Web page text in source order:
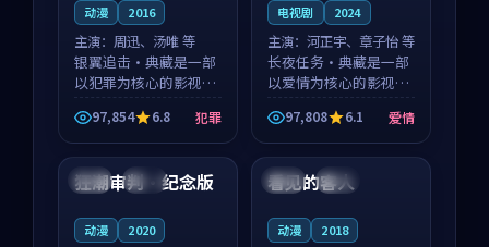
动漫 2016
主演： 周迅、汤唯 等
银翼追击·典藏是一部
以犯罪为核心的影视作
品，围绕危机、反转与
人物成长展开，整体节
奏紧凑，值得推荐观
看。
97,854 6.8 犯罪
电视剧 2024
主演： 河正宇、章子怡 等
长夜任务·典藏是一部
以爱情为核心的影视作
品，围绕危机、反转与
人物成长展开，整体节
奏紧凑，值得推荐观
看。
97,808 6.1 爱情
日本 热播
狂潮审判·纪念版
动漫 2020
泰国 完结
看见的客人
动漫 2018